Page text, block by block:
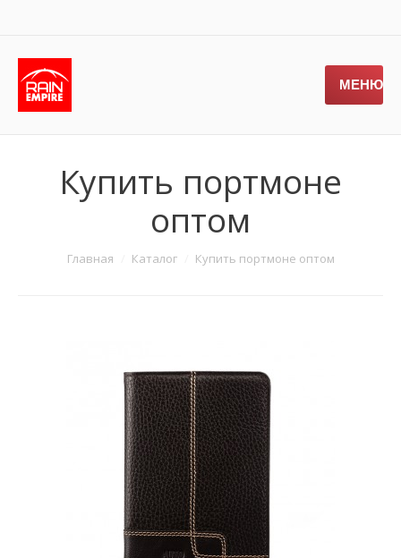
МЕНЮ
Купить портмоне
оптом
Вы здесь:Главная Каталог Купить портмоне оптом